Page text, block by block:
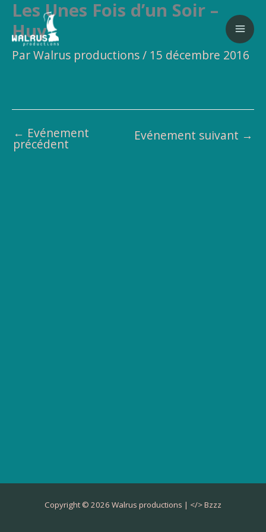
Aller
contenu
Les Unes Fois d’un Soir –
Huy
ParWalrus productions/ 15 décembre 2016
← Evénement
précédent
Evénement suivant →
Copyright © 2026 Walrus productions | </>Bzzz